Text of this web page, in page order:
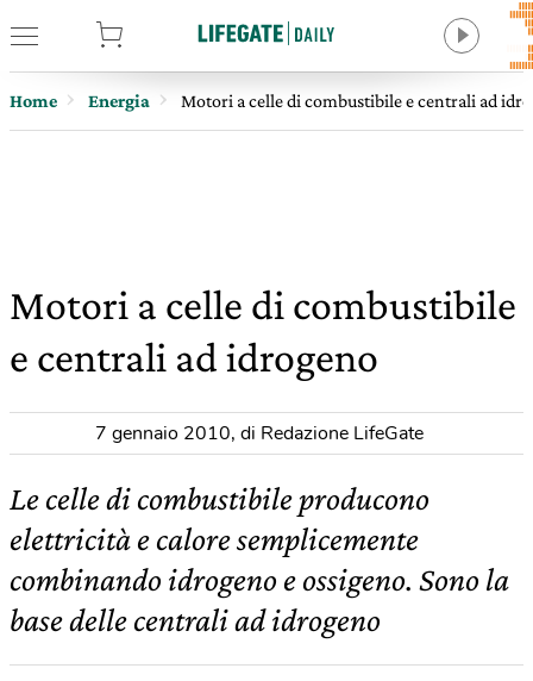
Home Energia Motori a celle di combustibile e centrali ad
Motori a celle di combustibile
e centrali ad idrogeno
7 gennaio 2010, di Redazione LifeGate
Le celle di combustibile producono
elettricità e calore semplicemente
combinando idrogeno e ossigeno. Sono la
base delle centrali ad idrogeno